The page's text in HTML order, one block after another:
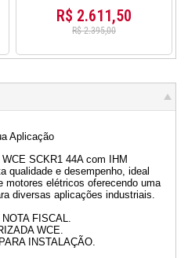
R$ 2.611,50
R$ 2.395,00
Aplicação
SCKR1 44A com IHM
qualidade e desempenho, ideal
motores elétricos oferecendo uma
diversas aplicações industriais.
FISCAL.
WCE.
INSTALAÇÃO.